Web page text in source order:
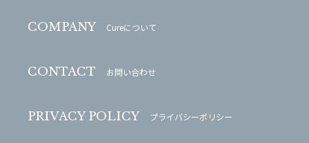
COMPANY Cureについて
CONTACT お問い合わせ
PRIVACY POLICY プライバシーポリシー